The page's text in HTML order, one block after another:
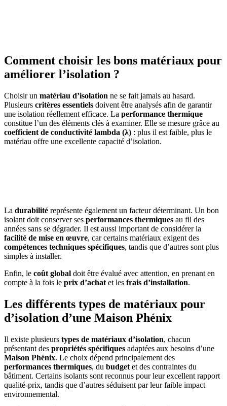
Comment choisir les bons matériaux pour
améliorer l’isolation ?
Choisir un matériau d’isolation ne se fait jamais au hasard.
Plusieurs critères essentiels doivent être analysés afin de garantir
une isolation réellement efficace. La performance thermique
constitue l’un des éléments clés à examiner. Elle se mesure grâce au
coefficient de conductivité lambda (λ) : plus il est faible, plus le
matériau offre une excellente capacité d’isolation.
La durabilité représente également un facteur déterminant. Un bon
isolant doit conserver ses performances thermiques au fil des
années sans se dégrader. Il est aussi important de considérer la
facilité de mise en œuvre, car certains matériaux exigent des
compétences techniques spécifiques, tandis que d’autres sont plus
simples à installer.
Enfin, le coût global doit être évalué avec attention, en prenant en
compte à la fois le prix d’achat et les frais d’installation.
Les différents types de matériaux pour
d’isolation d’une Maison Phénix
Il existe plusieurs types de matériaux d’isolation, chacun
présentant des propriétés spécifiques adaptées aux besoins d’une
Maison Phénix. Le choix dépend principalement des
performances thermiques, du budget et des contraintes du
bâtiment. Certains isolants sont reconnus pour leur excellent rapport
qualité-prix, tandis que d’autres séduisent par leur faible impact
environnemental.